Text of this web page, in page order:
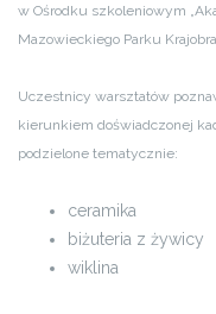
w Ośrodku szkoleniowym
Mazowieckiego Parku
Uczestnicy warsztatów
kierunkiem doświadczonej
podzielone tematycznie:
ceramika
biżuteria z żywicy
wiklina